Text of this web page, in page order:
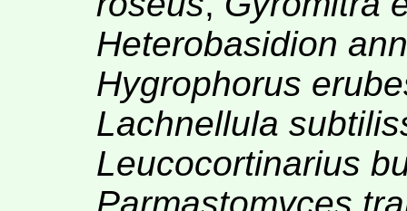
Heterobasidion
Hygrophorus
Lachnellula
Leucocortinarius
Parmastomyces